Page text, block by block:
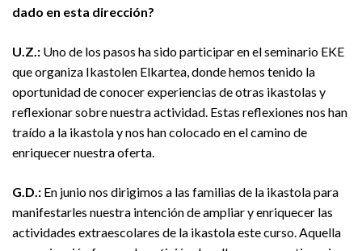
dado en esta dirección?
U.Z.: Uno de los pasos ha sido participar en el seminario EKE
que organiza Ikastolen Elkartea, donde hemos tenido la
oportunidad de conocer experiencias de otras ikastolas y
reflexionar sobre nuestra actividad. Estas reflexiones nos han
traído a la ikastola y nos han colocado en el camino de
enriquecer nuestra oferta.
G.D.: En junio nos dirigimos a las familias de la ikastola para
manifestarles nuestra intención de ampliar y enriquecer las
actividades extraescolares de la ikastola este curso. Aquella